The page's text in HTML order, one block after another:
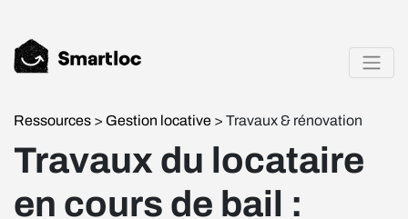
Ressources > Gestion locative > Travaux & rénovation
Travaux du locataire
en cours de bail :